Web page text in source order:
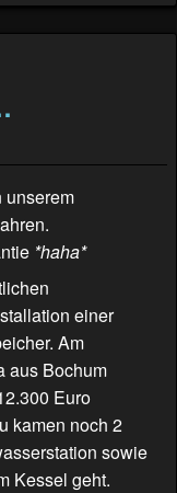
*haha*
einer
Am
aus Bochum
Euro
kamen noch 2
sowie
Kessel geht.